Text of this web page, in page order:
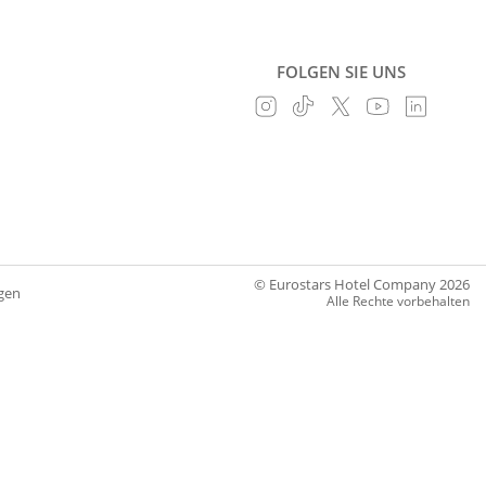
FOLGEN SIE UNS
© Eurostars Hotel Company 2026
Alle Rechte vorbehalten